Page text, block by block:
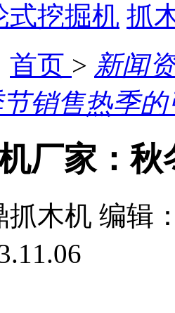
式挖掘机 抓
首页 > 新闻
销售热季
厂家：
抓木机 编辑